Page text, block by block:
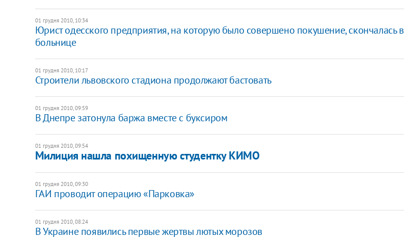
01 грудня 2010, 10:34
Юрист одесского предприятия, на которую было совершено покушение, скончалась в
больнице
01 грудня 2010, 10:17
Строители львовского стадиона продолжают бастовать
01 грудня 2010, 09:59
В Днепре затонула баржа вместе с буксиром
01 грудня 2010, 09:54
Милиция нашла похищенную студентку КИМО
01 грудня 2010, 09:30
ГАИ проводит операцию «Парковка»
01 грудня 2010, 08:24
В Украине появились первые жертвы лютых морозов